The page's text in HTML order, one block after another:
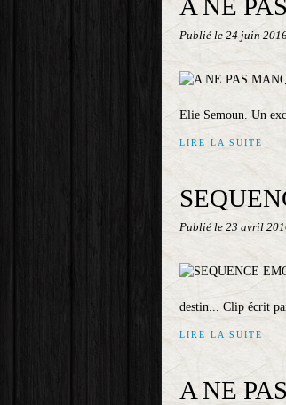
A NE
Publié le 24 juin
Elie Semoun. Un
LIRE LA SUITE
Publié le 23 avril
destin... Clip écrit
LIRE LA SUITE
A NE